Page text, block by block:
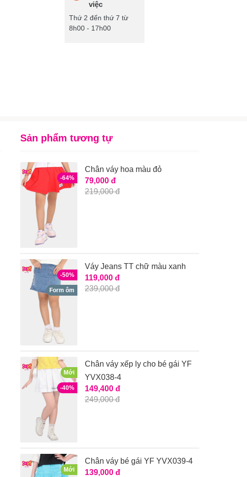
việc
Thứ 2 đến thứ 7 từ
8h00 - 17h00
Sản phẩm tương tự
-64%
Chân váy hoa màu đỏ
79,000 đ
219,000 đ
-50%
Form ôm
Váy Jeans TT chữ màu xanh
119,000 đ
239,000 đ
Mới
-40%
Chân váy xếp ly cho bé gái YF
YVX038-4
149,400 đ
249,000 đ
Mới
Chân váy bé gái YF YVX039-4
139,000 đ